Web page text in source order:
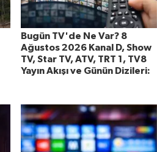
Bugün TV'de Ne Var? 8
Ağustos 2026 Kanal D, Show
TV, Star TV, ATV, TRT 1, TV8
Yayın Akışı ve Günün Dizileri: